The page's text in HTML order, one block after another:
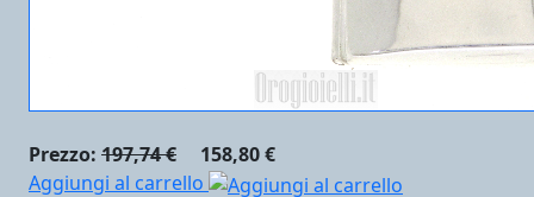
Prezzo: 197,74 €
158,80 €
Aggiungi al carrello